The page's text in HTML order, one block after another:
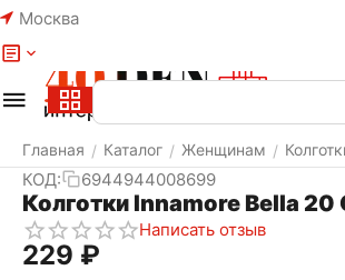
Москва
Главная / Каталог / Женщинам /
КОД: 6944944008699
Колготки Innamore Bella 20
Написать отзыв
‍229‍ ₽
Меню